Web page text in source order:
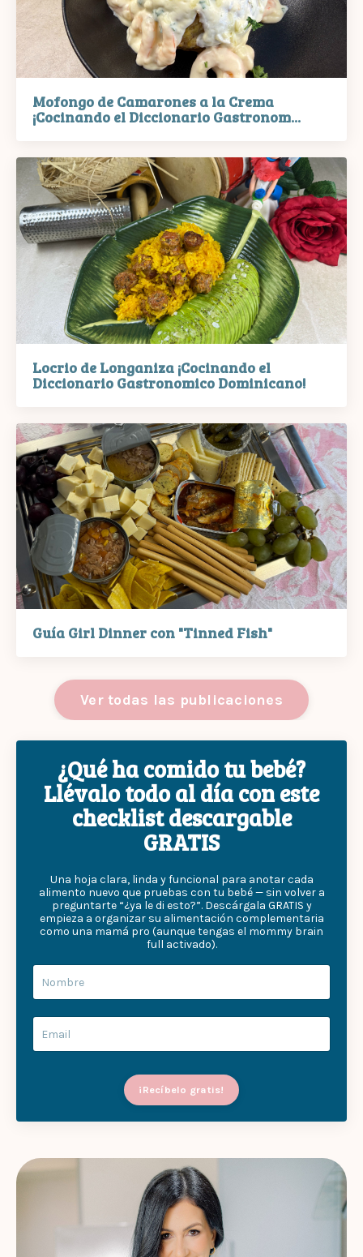
Mofongo de Camarones a la Crema
¡Cocinando el Diccionario Gastronom...
Locrio de Longaniza ¡Cocinando el
Diccionario Gastronomico Dominicano!
Guía Girl Dinner con "Tinned Fish"
Ver todas las publicaciones
¿Qué ha comido tu bebé?
Llévalo todo al día con este
checklist descargable
GRATIS
Una hoja clara, linda y funcional para anotar cada
alimento nuevo que pruebas con tu bebé — sin volver a
preguntarte “¿ya le di esto?”. Descárgala GRATIS y
empieza a organizar su alimentación complementaria
como una mamá pro (aunque tengas el mommy brain
full activado).
¡Recíbelo gratis!